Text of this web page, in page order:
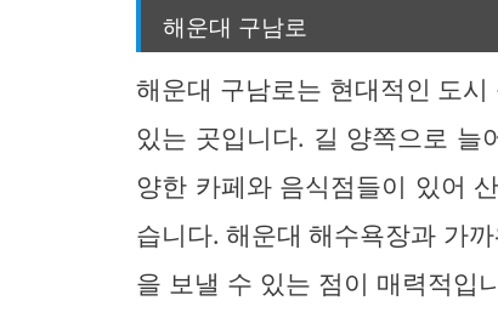
해운대 구남로
해운대 구남로는 현대적인 도
있는 곳입니다. 길 양쪽으로 늘
양한 카페와 음식점들이 있어
습니다. 해운대 해수욕장과 가
을 보낼 수 있는 점이 매력적입